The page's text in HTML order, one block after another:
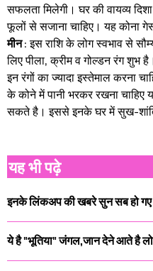
सफलता मिलेगी। घर की वायव्य
फूलों से सजाना चाहिए। यह कोना
मीन: इस राशि के लोग स्वभाव से
लिए पीला, क्रीम व गोल्डन रंग
इन रंगों का ज्यादा इस्तेमाल करना
के कोने में पानी भरकर रखना चाहिए
सकते है। इससे इनके घर में सुख-शांति
यह भी पढ़े
इनके लिंकअप की खबरे सुन सब हो
ये है "भूतिया" जंगल,जान देने आते है